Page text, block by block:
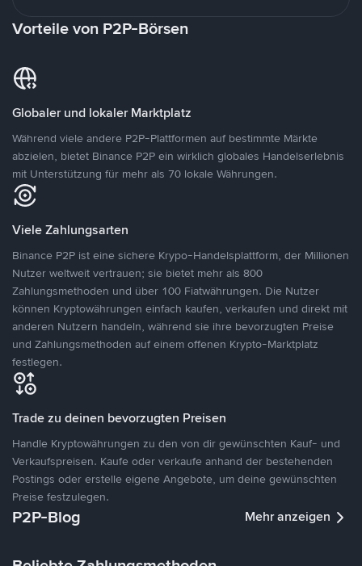
Vorteile von P2P-Börsen
Globaler und lokaler Marktplatz
Während viele andere P2P-Plattformen auf bestimmte Märkte
abzielen, bietet Binance P2P ein wirklich globales Handelserlebnis
mit Unterstützung für mehr als 70 lokale Währungen.
Viele Zahlungsarten
Binance P2P ist eine sichere Krypo-Handelsplattform, der Millionen
Nutzer weltweit vertrauen; sie bietet mehr als 800
Zahlungsmethoden und über 100 Fiatwährungen. Die Nutzer
können Kryptowährungen einfach kaufen, verkaufen und direkt mit
anderen Nutzern handeln, während sie ihre bevorzugten Preise
und Zahlungsmethoden auf einem offenen Krypto-Marktplatz
festlegen.
Trade zu deinen bevorzugten Preisen
Handle Kryptowährungen zu den von dir gewünschten Kauf- und
Verkaufspreisen. Kaufe oder verkaufe anhand der bestehenden
Postings oder erstelle eigene Angebote, um deine gewünschten
Preise festzulegen.
P2P-Blog Mehr anzeigen